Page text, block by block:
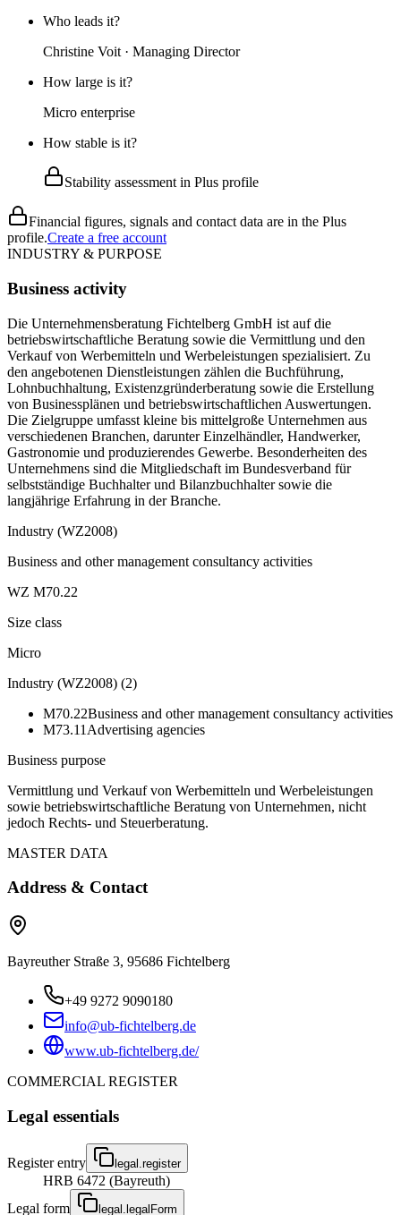
Who leads it?
Christine Voit · Managing Director
How large is it?
Micro enterprise
How stable is it?
Stability assessment in Plus profile
Financial figures, signals and contact data are in the Plus
profile.Create a free account
INDUSTRY & PURPOSE
Business activity
Die Unternehmensberatung Fichtelberg GmbH ist auf die
betriebswirtschaftliche Beratung sowie die Vermittlung und den
Verkauf von Werbemitteln und Werbeleistungen spezialisiert. Zu
den angebotenen Dienstleistungen zählen die Buchführung,
Lohnbuchhaltung, Existenzgründerberatung sowie die Erstellung
von Businessplänen und betriebswirtschaftlichen Auswertungen.
Die Zielgruppe umfasst kleine bis mittelgroße Unternehmen aus
verschiedenen Branchen, darunter Einzelhändler, Handwerker,
Gastronomie und produzierendes Gewerbe. Besonderheiten des
Unternehmens sind die Mitgliedschaft im Bundesverband für
selbstständige Buchhalter und Bilanzbuchhalter sowie die
langjährige Erfahrung in der Branche.
Industry (WZ2008)
Business and other management consultancy activities
WZ M70.22
Size class
Micro
Industry (WZ2008) (2)
M70.22Business and other management consultancy activities
M73.11 Advertising agencies
Business purpose
Vermittlung und Verkauf von Werbemitteln und Werbeleistungen
sowie betriebswirtschaftliche Beratung von Unternehmen, nicht
jedoch Rechts- und Steuerberatung.
MASTER DATA
Address & Contact
Bayreuther Straße 3, 95686 Fichtelberg
+49 9272 9090180
info@ub-fichtelberg.de
www.ub-fichtelberg.de/
COMMERCIAL REGISTER
Legal essentials
Register entry legal.register
HRB 6472 (Bayreuth)
Legal form
legal.legalForm